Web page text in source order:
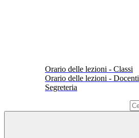
Orario delle lezioni - Classi
Orario delle lezioni - Docenti
Segreteria